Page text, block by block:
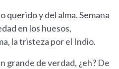
querido y del alma. Semana
en los huesos,
la tristeza por el Indio.
grande de verdad, ¿eh? De